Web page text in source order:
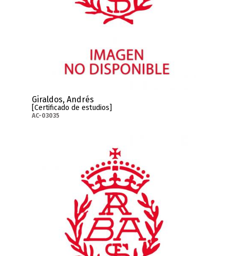
Giraldos, Andrés
[Certificado de estudios]
AC-03035